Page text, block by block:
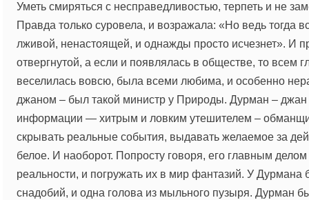
Уметь смиряться с несправедливостью, терпеть и не
Правда только суровела, и возражала: «Но ведь тогда
лживой, ненастоящей, и однажды просто исчезнет». И
отвергнутой, а если и появлялась в обществе, то всем
веселилась вовсю, была всеми любима, и особенно
джаном – был такой министр у Природы. Дурман –
информации — хитрым и ловким утешителем –
скрывать реальные события, выдавать желаемое за
белое. И наоборот. Попросту говоря, его главным
реальности, и погружать их в мир фантазий. У Дурмана
снадобий, и одна голова из мыльного пузыря. Дурман